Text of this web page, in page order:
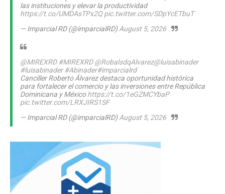
las instituciones y elevar la productividad
https://t.co/UMDAsTPx2Q pic.twitter.com/SDpYcETbuT
— Imparcial RD (@imparcialRD)August 5, 2026
@MIREXRD #MIREXRD @RobalsdqAlvarez@luisabinader
#luisabinader #Abinader#imparcialrd
Canciller Roberto Álvarez destaca oportunidad histórica
para fortalecer el comercio y las inversiones entre República
Dominicana y Méxicohttps://t.co/1eGZMCYbaP
pic.twitter.com/LRXJIRS1SF
— Imparcial RD (@imparcialRD)August 5, 2026